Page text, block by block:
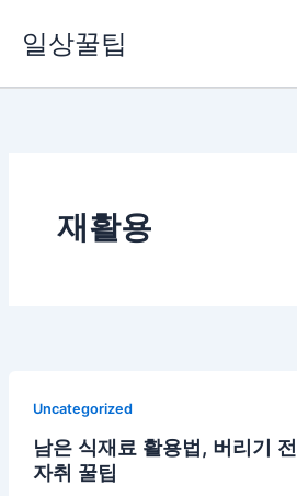
로
일상꿀팁
재활용
Uncategorized
남은 식재료 활용법, 버리기
자취 꿀팁